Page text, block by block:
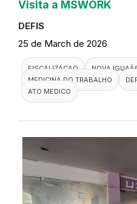
Visita a MSWORK
DEFIS
25 de March de 2026
FISCALIZACAO
NOVA
MEDICINA DO TRABALHO
ATO MEDICO